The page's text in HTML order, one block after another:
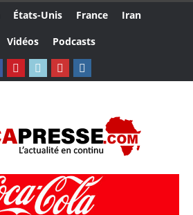
États-Unis France
Iran
Vidéos Podcasts